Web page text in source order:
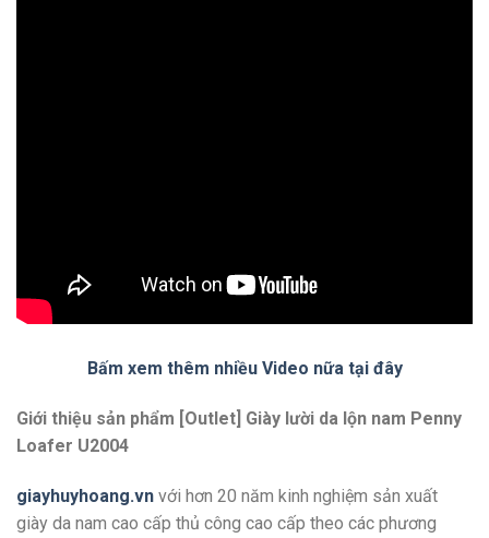
Bấm xem thêm nhiều Video nữa tại đây
Giới thiệu sản phẩm [Outlet] Giày lười da lộn nam Penny
Loafer U2004
giayhuyhoang.vn với hơn 20 năm kinh nghiệm sản xuất
giày da nam cao cấp thủ công cao cấp theo các phương